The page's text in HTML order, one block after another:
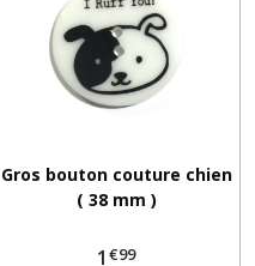
Gros bouton couture chien
( 38 mm )
1 €99